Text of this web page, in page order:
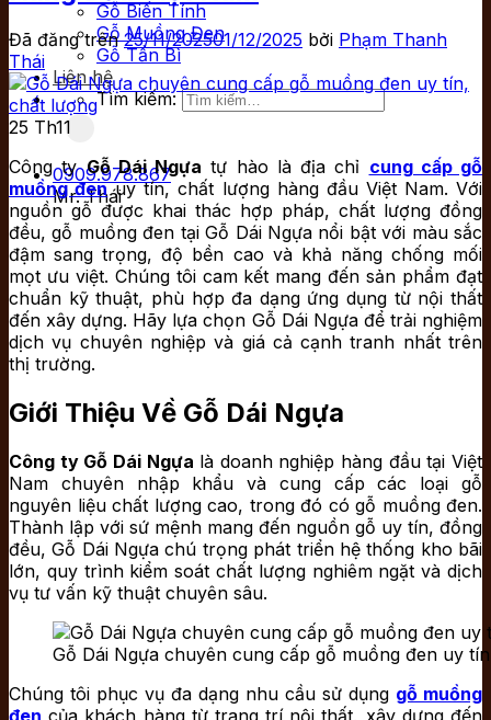
Gỗ Biến Tính
Gỗ Muồng Đen
Gỗ Tần Bì
Liên hệ
Tìm kiếm:
0909.978.867
Mr. Thái
Đã đăng trên25/11/202501/12/2025 bởi Phạm Thanh
Thái
25 Th11
Công tyGỗ Dái Ngựa tự hào là địa chỉ cung cấp gỗ
muồng đenuy tín, chất lượng hàng đầu Việt Nam. Với
nguồn gỗ được khai thác hợp pháp, chất lượng đồng
đều, gỗ muồng đen tại Gỗ Dái Ngựa nổi bật với màu sắc
đậm sang trọng, độ bền cao và khả năng chống mối
mọt ưu việt. Chúng tôi cam kết mang đến sản phẩm đạt
chuẩn kỹ thuật, phù hợp đa dạng ứng dụng từ nội thất
đến xây dựng. Hãy lựa chọn Gỗ Dái Ngựa để trải nghiệm
dịch vụ chuyên nghiệp và giá cả cạnh tranh nhất trên
thị trường.
Giới Thiệu Về Gỗ Dái Ngựa
Công ty Gỗ Dái Ngựa là doanh nghiệp hàng đầu tại Việt
Nam chuyên nhập khẩu và cung cấp các loại gỗ
nguyên liệu chất lượng cao, trong đó có gỗ muồng đen.
Thành lập với sứ mệnh mang đến nguồn gỗ uy tín, đồng
đều, Gỗ Dái Ngựa chú trọng phát triển hệ thống kho bãi
lớn, quy trình kiểm soát chất lượng nghiêm ngặt và dịch
vụ tư vấn kỹ thuật chuyên sâu.
Gỗ Dái Ngựa chuyên cung cấp gỗ muồng đen uy
Chúng tôi phục vụ đa dạng nhu cầu sử dụng gỗ muồng
đen của khách hàng từ trang trí nội thất, xây dựng đến